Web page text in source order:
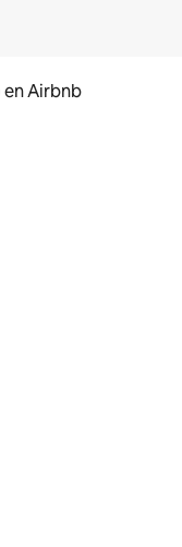
en Airbnb